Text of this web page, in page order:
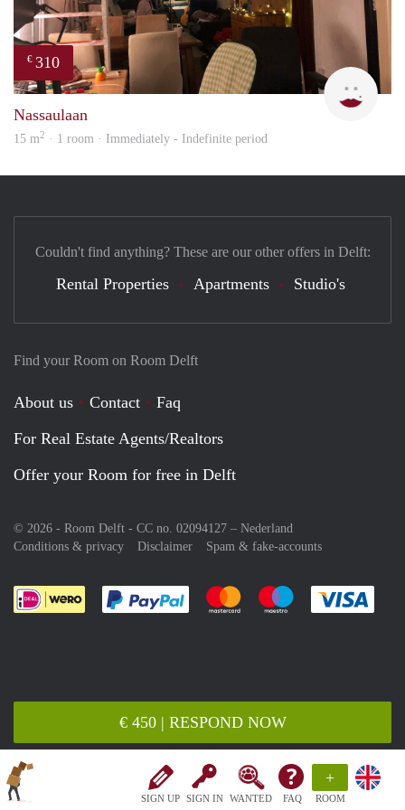
SIGN UP SIGN IN WANTED FAQ
+
ROOM
€ 450 | RESPOND NOW
€ 310
Nassaulaan
15 m2 · 1 room · Immediately - Indefinite period
Find your Room on Room Delft
About us Contact
Faq
For Real Estate Agents/Realtors
Offer your Room for free in Delft
© 2026 - Room Delft - CC no. 02094127 – Nederland
Conditions & privacy
Disclaimer Spam & fake-accounts
Pay easily with :payment method
Pay easily with :payment
Pay easily with
Couldn't find anything? These are our other offers in Delft:
Rental Properties Apartments Studio's